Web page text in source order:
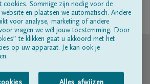
© DELA
cookies. Sommige zijn nodig voor de
en plaatsen we automatisch. Andere
voor analyse, marketing of andere
vragen we wél jouw toestemming. Door
te klikken gaat u akkoord met het
op uw apparaat. Je kan ook je